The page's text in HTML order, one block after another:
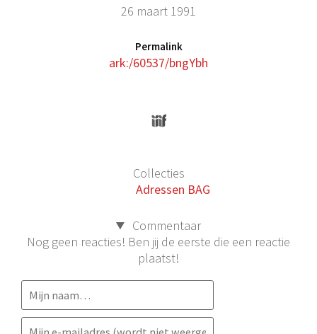
26 maart 1991
Permalink
ark:/60537/bngYbh
Collecties
Adressen BAG
Commentaar
Nog geen reacties! Ben jij de eerste die een reactie
plaatst!